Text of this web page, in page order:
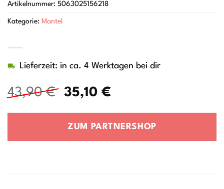
43,90€
Ursprünglicher
war:
35,10 €Aktueller
ist:
Lieferzeit: in ca. 4 Werktagen bei dir
ZUM PARTNERSHOP
Artikelnummer: 5063025156218
Kategorie: Mantel